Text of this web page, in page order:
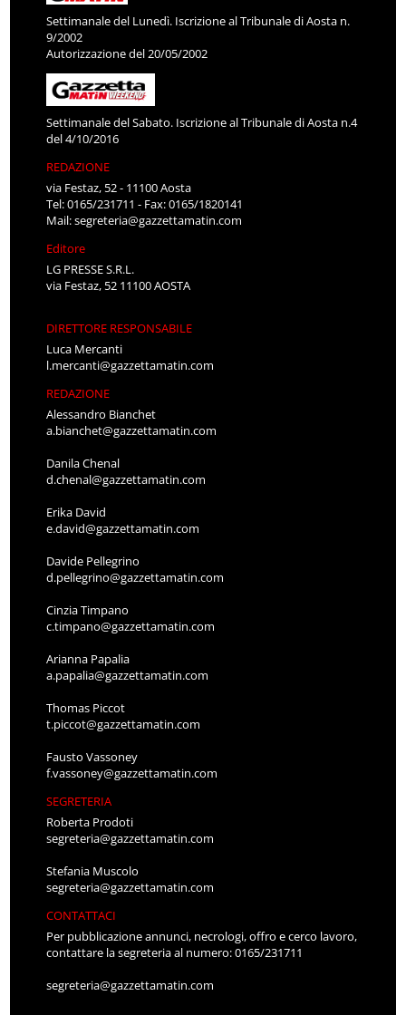
Settimanale del Lunedì. Iscrizione al Tribunale di Aosta n.
9/2002
Autorizzazione del 20/05/2002
Settimanale del Sabato. Iscrizione al Tribunale di Aosta n.4
del 4/10/2016
REDAZIONE
via Festaz, 52 - 11100 Aosta
Tel: 0165/231711 - Fax: 0165/1820141
Mail:segreteria@gazzettamatin.com
Editore
LG PRESSE S.R.L.
via Festaz, 52 11100 AOSTA
DIRETTORE RESPONSABILE
Luca Mercanti
l.mercanti@gazzettamatin.com
REDAZIONE
Alessandro Bianchet
a.bianchet@gazzettamatin.com
Danila Chenal
d.chenal@gazzettamatin.com
Erika David
e.david@gazzettamatin.com
Davide Pellegrino
d.pellegrino@gazzettamatin.com
Cinzia Timpano
c.timpano@gazzettamatin.com
Arianna Papalia
a.papalia@gazzettamatin.com
Thomas Piccot
t.piccot@gazzettamatin.com
Fausto Vassoney
f.vassoney@gazzettamatin.com
SEGRETERIA
Roberta Prodoti
segreteria@gazzettamatin.com
Stefania Muscolo
segreteria@gazzettamatin.com
CONTATTACI
Per pubblicazione annunci, necrologi, offro e cerco lavoro,
contattare la segreteria al numero: 0165/231711
segreteria@gazzettamatin.com